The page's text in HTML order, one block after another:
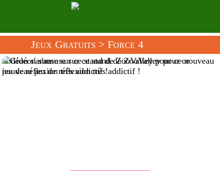
Jeux Gratuits > Force 4
Gidéon s'amuse sur ce stand de ZooValley pour ce nouveau
jeu de réflexion très addictif !